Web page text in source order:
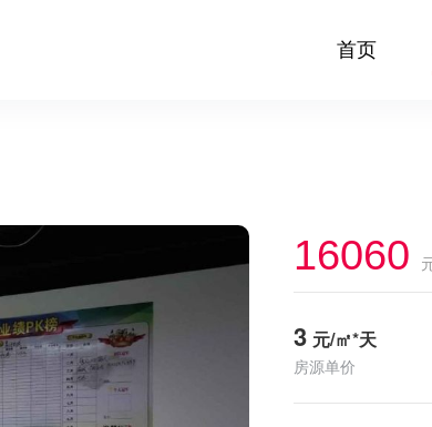
首页
16060
3 元/㎡*天
房源单价